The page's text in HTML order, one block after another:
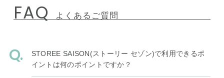
FAQ よくあるご質問
STOREE SAISON(ストーリー セゾン)で利用できるポ
イントは何のポイントですか？